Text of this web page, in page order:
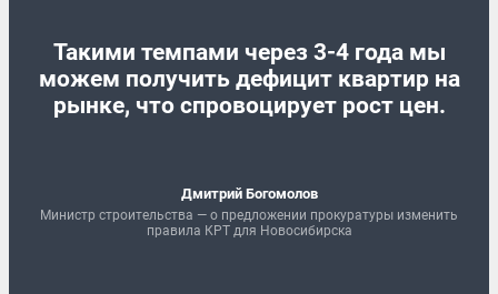
Такими темпами через 3-4 года мы
можем получить дефицит квартир на
рынке, что спровоцирует рост цен.
Дмитрий Богомолов
Министр строительства — о предложении прокуратуры изменить
правила КРТ для Новосибирска